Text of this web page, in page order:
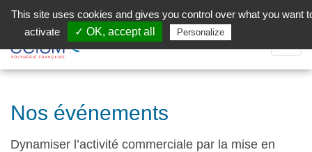
Facebook (Customer Chat) is disabled.
la
Nos événements
Dynamiser l’activité commerciale par la mise en
This site uses cookies and gives you control over what you want
activate
✓ OK, accept all Personalize